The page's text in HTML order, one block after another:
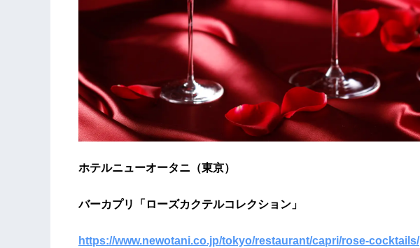
ホテルニューオータニ（東京）
バーカプリ「ローズカクテルコレクション」
https://www.newotani.co.jp/tokyo/restaurant/capri/rose-cocktails/